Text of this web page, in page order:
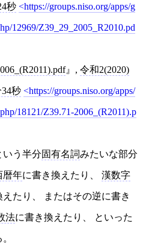
秒 https://groups.niso.org/apps/g
12969/Z39_29_2005_R2010.pd
, 令和2(2020)
秒 https://groups.niso.org/apps/
18121/Z39.71-2006_(R2011).p
いう半分固有名詞みたいな部分
暦年に書き換えたり、 漢数字
えたり、 またはその逆に書き
法に書き換えたり、 といった